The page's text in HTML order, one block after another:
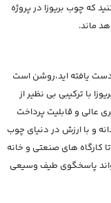
که چوب بریوزا در پروژه
ماند.
یافته اید،روشن است
با ترکیبی بی نظیر از
عالی و قابلیت پرداخت
و با ارزش در دنیای چوب
کارگاه های صنعتی و خانه
پاسخگوی طیف وسیعی